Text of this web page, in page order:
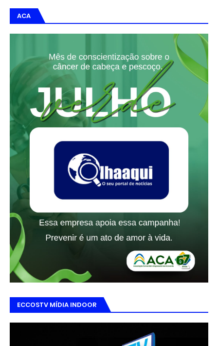
ACA
ECCOSTV MÍDIA INDOOR